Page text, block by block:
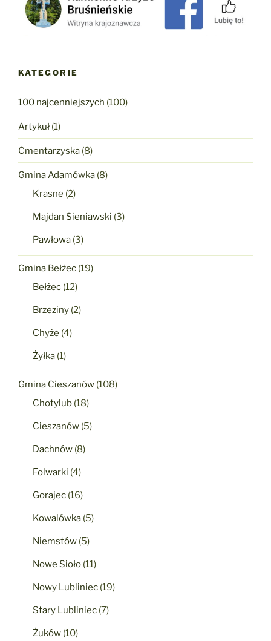
KATEGORIE
100 najcenniejszych (100)
Artykuł (1)
Cmentarzyska (8)
Gmina Adamówka (8)
Krasne (2)
Majdan Sieniawski (3)
Pawłowa (3)
Gmina Bełżec (19)
Bełżec (12)
Brzeziny (2)
Chyże (4)
Żyłka (1)
Gmina Cieszanów (108)
Chotylub (18)
Cieszanów (5)
Dachnów (8)
Folwarki (4)
Gorajec (16)
Kowalówka (5)
Niemstów (5)
Nowe Sioło (11)
Nowy Lubliniec (19)
Stary Lubliniec (7)
Żuków (10)